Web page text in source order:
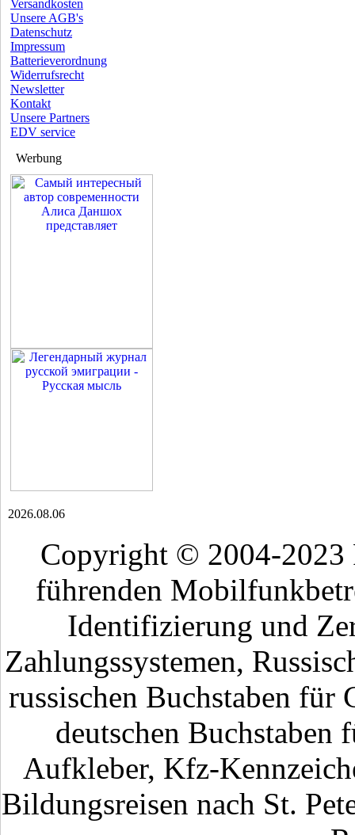
Versandkosten
Unsere AGB's
Datenschutz
Impressum
Batterieverordnung
Widerrufsrecht
Newsletter
Kontakt
Unsere Partners
EDV service
Werbung
2026.08.06
Copyright © 2004-
führenden
Identifizierung und
Zahlungssystemen,
russischen Buchstaben für
deutschen Buchstaben
Aufkleber, Kfz-
Bildungsreisen nach St.